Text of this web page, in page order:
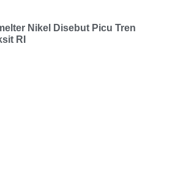
Nikel Disebut Picu Tren
RI